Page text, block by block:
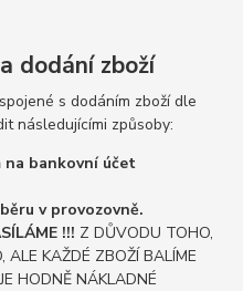
dodání zboží
s dodáním zboží dle
následujícími způsoby:
bankovní účet
v provozovně.
!!! Z DŮVODU TOHO,
ALE KAŽDÉ ZBOŽÍ BALÍME
HODNĚ NÁKLADNÉ